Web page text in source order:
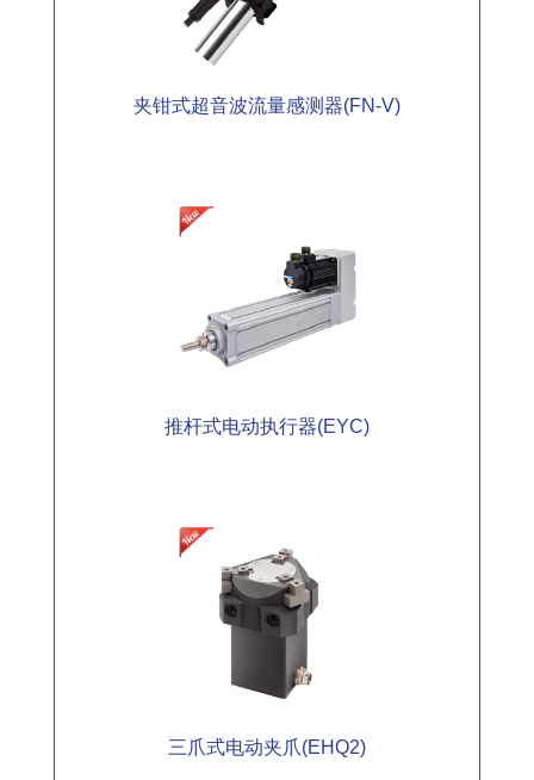
夹钳式超音波流量感测器(FN-V)
推杆式电动执行器(EYC)
三爪式电动夹爪(EHQ2)